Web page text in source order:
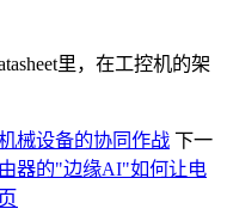
里，在工控机的架
械设备的协同作战 下一
器的"边缘AI"如何让电